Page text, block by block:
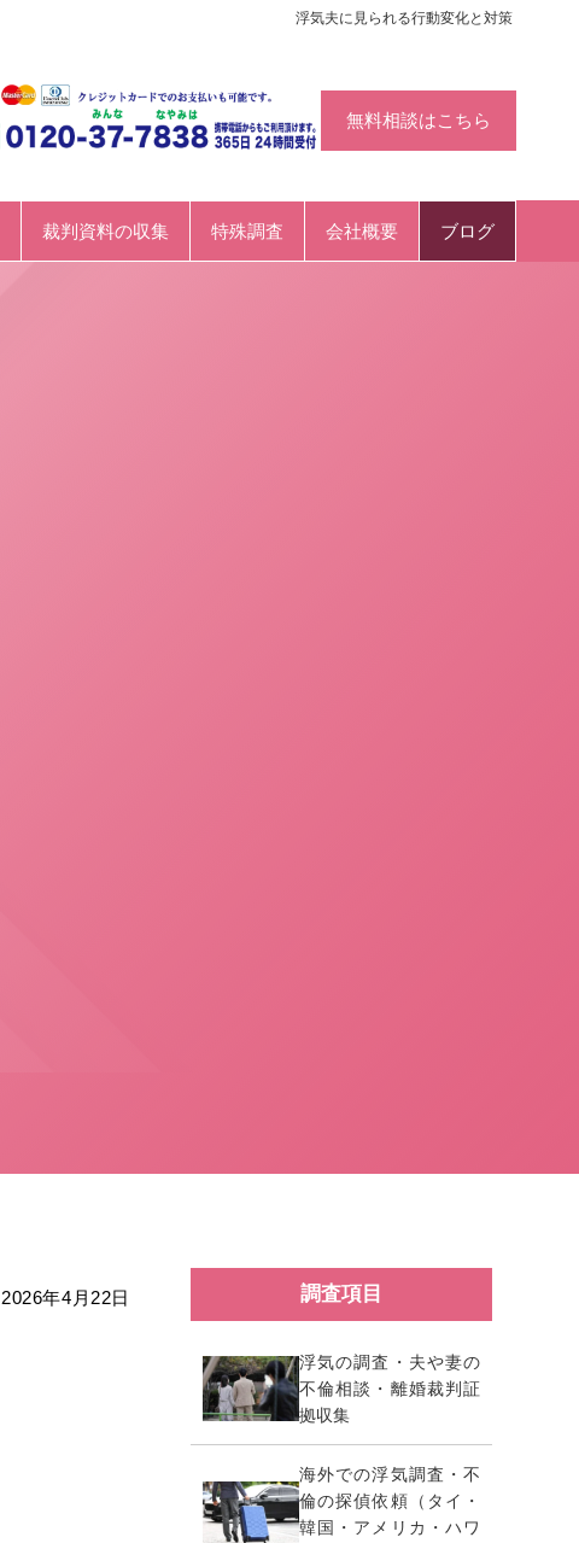
浮気夫に見られる行動変化と対策
無料相談はこちら
裁判資料の収集 特殊調査 会社概要 ブログ
2026年4月22日 調査項目
浮気の調査・夫や妻の
不倫相談・離婚裁判証
拠収集
海外での浮気調査・不
倫の探偵依頼（タイ・
韓国・アメリカ・ハワ